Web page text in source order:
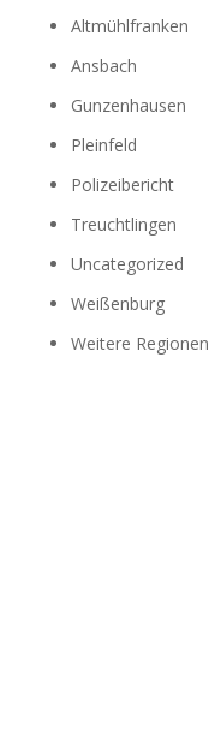
Altmühlfranken
Ansbach
Gunzenhausen
Pleinfeld
Polizeibericht
Treuchtlingen
Uncategorized
Weißenburg
Weitere Regionen